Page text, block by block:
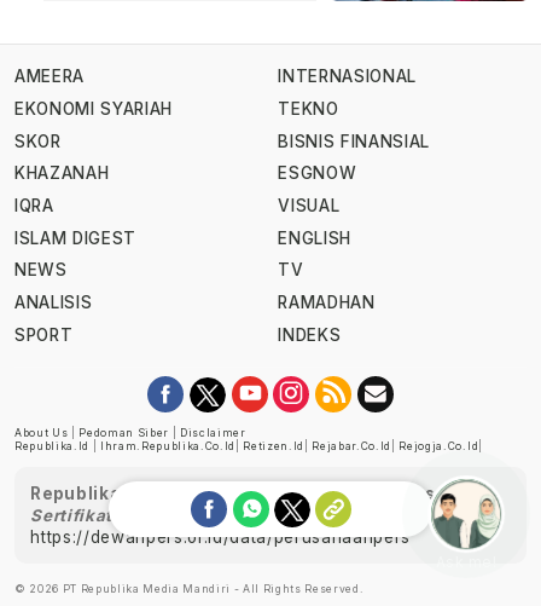
AMEERA
EKONOMI SYARIAH
SKOR
KHAZANAH
IQRA
ISLAM DIGEST
NEWS
ANALISIS
SPORT
INTERNASIONAL
TEKNO
BISNIS FINANSIAL
ESGNOW
VISUAL
ENGLISH
TV
RAMADHAN
INDEKS
About Us Pedoman Siber
Disclaimer
Republika.id
Ihram.republika.co.id Retizen.id Rejabar.co.id Rejogja.co.id
Republika telah diverifikasi oleh Dewan Pers
Sertifikat Nomor 1058/DP-Verifikasi/K/XII/2022
https://dewanpers.or.id/data/perusahaanpers
© 2026 PT Republika Media Mandiri - All Rights Reserved.